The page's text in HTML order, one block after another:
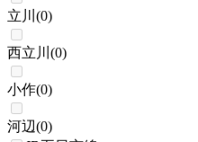
立川 (0)
西立川 (0)
小作(0)
河辺(0)